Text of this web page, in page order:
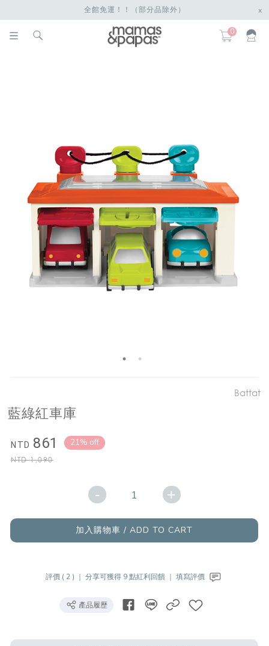
全館免運！！（部分品除外） x
0
Battat
藍綠紅車庫
NTD 861
NTD1,090
21% off
- +
加入購物車 / ADD TO CART
評價 ( 2 ) ｜ 分享可獲得 9 點紅利回饋 ｜ 填寫評價
產品履歷